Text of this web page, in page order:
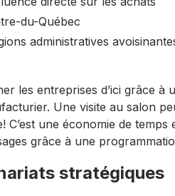
du-Québec
administratives
les entreprises d’ici grâce à
Une visite au salon
une économie de
grâce à une
stratégiques